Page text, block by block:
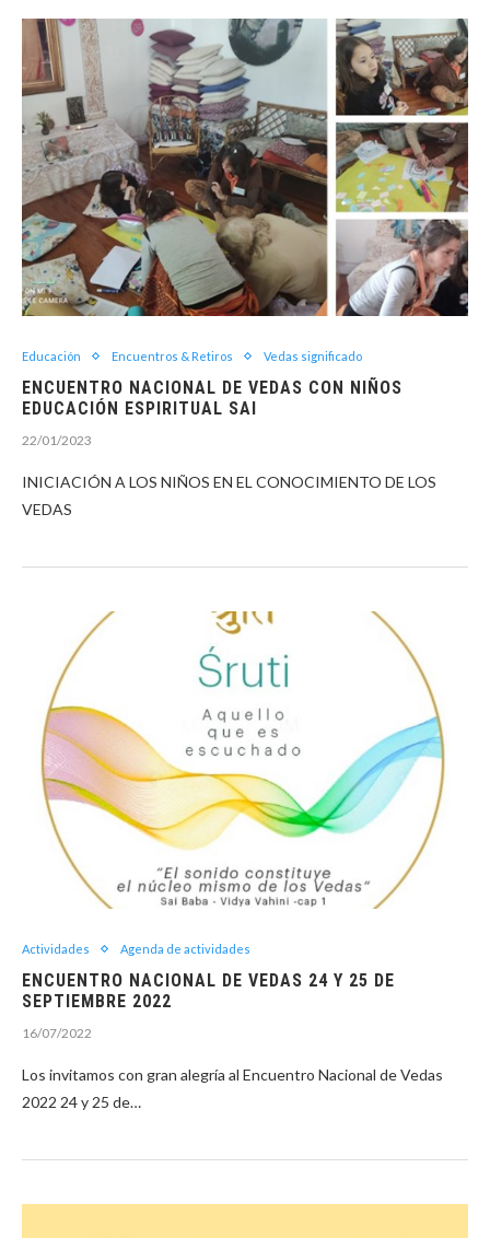
Educación Encuentros & Retiros Vedas significado
ENCUENTRO NACIONAL DE VEDAS CON NIÑOS
EDUCACIÓN ESPIRITUAL SAI
22/01/2023
INICIACIÓN A LOS NIÑOS EN EL CONOCIMIENTO DE LOS
VEDAS
Actividades Agenda de actividades
ENCUENTRO NACIONAL DE VEDAS 24 Y 25 DE
SEPTIEMBRE 2022
16/07/2022
Los invitamos con gran alegría al Encuentro Nacional de Vedas
2022 24 y 25 de…